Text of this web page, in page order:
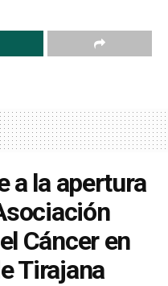
a la apertura
Cáncer en
Tirajana